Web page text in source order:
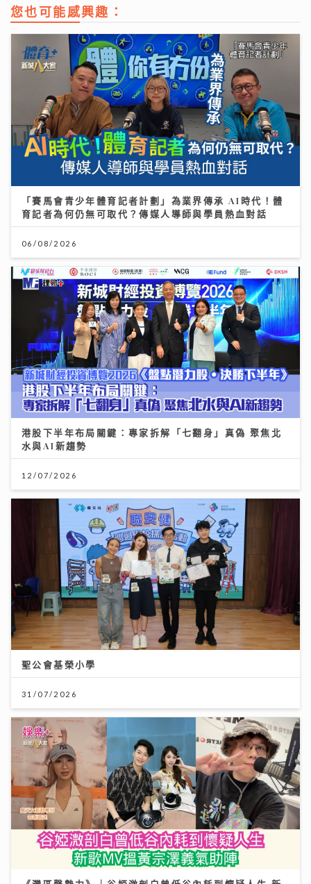
您也可能感興趣：
「賽馬會青少年體育記者計劃」為業界傳承 AI時代！體
育記者為何仍無可取代？傳媒人導師與學員熱血對話
06/08/2026
港股下半年布局關鍵：專家拆解「七翻身」真偽 聚焦北
水與AI新趨勢
12/07/2026
聖公會基榮小學
31/07/2026